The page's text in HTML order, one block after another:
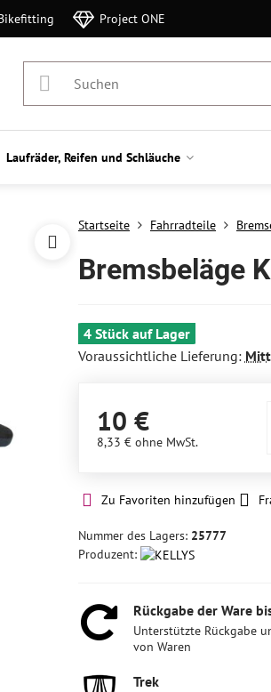
Project ONE
Laufräder, Reifen und Schläuche
Startseite Fahrradteile
Bremsbeläge
4 Stück auf Lager
Voraussichtliche Lieferung:
10 €
8,33 € ohne MwSt.
Zu Favoriten hinzufügen
Nummer des Lagers: 25777
Produzent:
Rückgabe der Ware
Unterstützte Rückgabe
von Waren
Trek